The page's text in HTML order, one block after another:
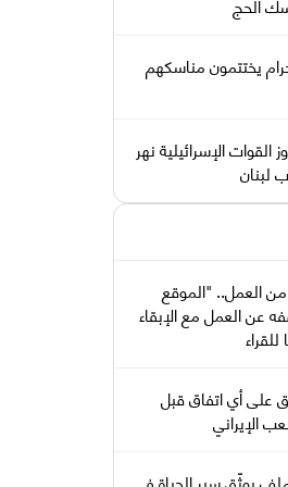
يختتمون مناسكهم
القوات الإسرائيلية نهر
لبنان
العمل.. "الموقع
عن العمل مع الإبقاء
على أي اتفاق قبل
الإيراني